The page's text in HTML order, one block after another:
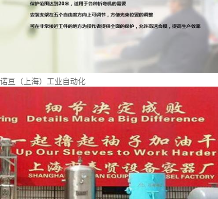
诺亘（上海）工业自动化